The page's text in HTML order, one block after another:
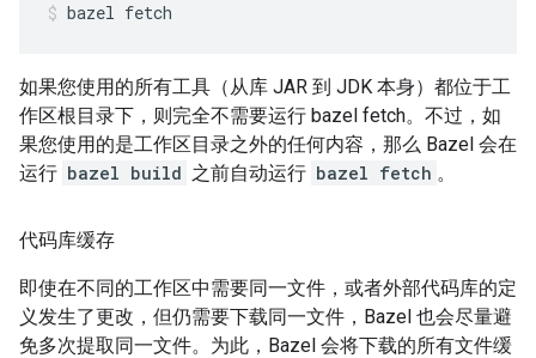
bazel fetch
如果您使用的所有工具（从库 JAR 到 JDK 本身）都位于工
作区根目录下，则完全不需要运行 bazel fetch。不过，如
果您使用的是工作区目录之外的任何内容，那么 Bazel 会在
运行 bazel build 之前自动运行 bazel fetch 。
代码库缓存
即使在不同的工作区中需要同一文件，或者外部代码库的定
义发生了更改，但仍需要下载同一文件，Bazel 也会尽量避
免多次提取同一文件。为此，Bazel 会将下载的所有文件缓